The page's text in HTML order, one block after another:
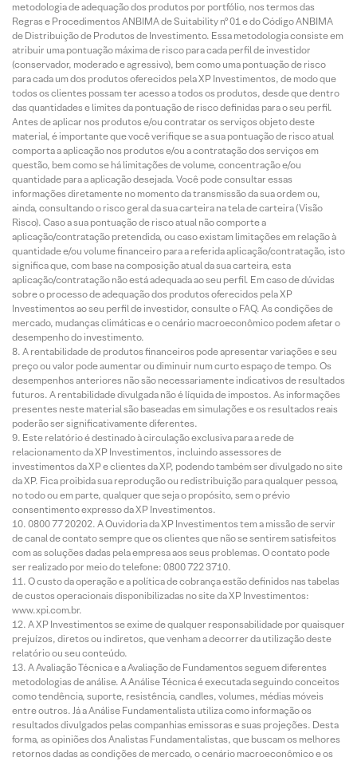
metodologia de adequação dos produtos por portfólio, nos termos das
Regras e Procedimentos ANBIMA de Suitability nº 01 e do Código ANBIMA
de Distribuição de Produtos de Investimento. Essa metodologia consiste em
atribuir uma pontuação máxima de risco para cada perfil de investidor
(conservador, moderado e agressivo), bem como uma pontuação de risco
para cada um dos produtos oferecidos pela XP Investimentos, de modo que
todos os clientes possam ter acesso a todos os produtos, desde que dentro
das quantidades e limites da pontuação de risco definidas para o seu perfil.
Antes de aplicar nos produtos e/ou contratar os serviços objeto deste
material, é importante que você verifique se a sua pontuação de risco atual
comporta a aplicação nos produtos e/ou a contratação dos serviços em
questão, bem como se há limitações de volume, concentração e/ou
quantidade para a aplicação desejada. Você pode consultar essas
informações diretamente no momento da transmissão da sua ordem ou,
ainda, consultando o risco geral da sua carteira na tela de carteira (Visão
Risco). Caso a sua pontuação de risco atual não comporte a
aplicação/contratação pretendida, ou caso existam limitações em relação à
quantidade e/ou volume financeiro para a referida aplicação/contratação, isto
significa que, com base na composição atual da sua carteira, esta
aplicação/contratação não está adequada ao seu perfil. Em caso de dúvidas
sobre o processo de adequação dos produtos oferecidos pela XP
Investimentos ao seu perfil de investidor, consulte o FAQ. As condições de
mercado, mudanças climáticas e o cenário macroeconômico podem afetar o
desempenho do investimento.
A rentabilidade de produtos financeiros pode apresentar variações e seu
preço ou valor pode aumentar ou diminuir num curto espaço de tempo. Os
desempenhos anteriores não são necessariamente indicativos de resultados
futuros. A rentabilidade divulgada não é líquida de impostos. As informações
presentes neste material são baseadas em simulações e os resultados reais
poderão ser significativamente diferentes.
Este relatório é destinado à circulação exclusiva para a rede de
relacionamento da XP Investimentos, incluindo assessores de
investimentos da XP e clientes da XP, podendo também ser divulgado no site
da XP. Fica proibida sua reprodução ou redistribuição para qualquer pessoa,
no todo ou em parte, qualquer que seja o propósito, sem o prévio
consentimento expresso da XP Investimentos.
0800 77 20202. A Ouvidoria da XP Investimentos tem a missão de servir
de canal de contato sempre que os clientes que não se sentirem satisfeitos
com as soluções dadas pela empresa aos seus problemas. O contato pode
ser realizado por meio do telefone: 0800 722 3710.
O custo da operação e a política de cobrança estão definidos nas tabelas
de custos operacionais disponibilizadas no site da XP Investimentos:
www.xpi.com.br.
A XP Investimentos se exime de qualquer responsabilidade por quaisquer
prejuízos, diretos ou indiretos, que venham a decorrer da utilização deste
relatório ou seu conteúdo.
A Avaliação Técnica e a Avaliação de Fundamentos seguem diferentes
metodologias de análise. A Análise Técnica é executada seguindo conceitos
como tendência, suporte, resistência, candles, volumes, médias móveis
entre outros. Já a Análise Fundamentalista utiliza como informação os
resultados divulgados pelas companhias emissoras e suas projeções. Desta
forma, as opiniões dos Analistas Fundamentalistas, que buscam os melhores
retornos dadas as condições de mercado, o cenário macroeconômico e os